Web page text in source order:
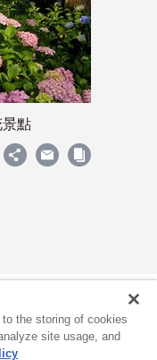
點
the storing of cookies
site usage, and